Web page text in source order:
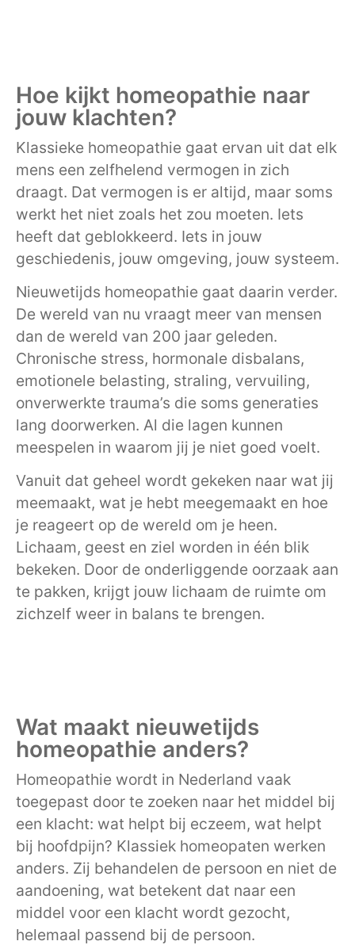
Hoe kijkt homeopathie naar
jouw klachten?
Klassieke homeopathie gaat ervan uit dat elk
mens een zelfhelend vermogen in zich
draagt. Dat vermogen is er altijd, maar soms
werkt het niet zoals het zou moeten. Iets
heeft dat geblokkeerd. Iets in jouw
geschiedenis, jouw omgeving, jouw systeem.
Nieuwetijds homeopathie gaat daarin verder.
De wereld van nu vraagt meer van mensen
dan de wereld van 200 jaar geleden.
Chronische stress, hormonale disbalans,
emotionele belasting, straling, vervuiling,
onverwerkte trauma’s die soms generaties
lang doorwerken. Al die lagen kunnen
meespelen in waarom jij je niet goed voelt.
Vanuit dat geheel wordt gekeken naar wat jij
meemaakt, wat je hebt meegemaakt en hoe
je reageert op de wereld om je heen.
Lichaam, geest en ziel worden in één blik
bekeken. Door de onderliggende oorzaak aan
te pakken, krijgt jouw lichaam de ruimte om
zichzelf weer in balans te brengen.
Wat maakt nieuwetijds
homeopathie anders?
Homeopathie wordt in Nederland vaak
toegepast door te zoeken naar het middel bij
een klacht: wat helpt bij eczeem, wat helpt
bij hoofdpijn? Klassiek homeopaten werken
anders. Zij behandelen de persoon en niet de
aandoening, wat betekent dat naar een
middel voor een klacht wordt gezocht,
helemaal passend bij de persoon.